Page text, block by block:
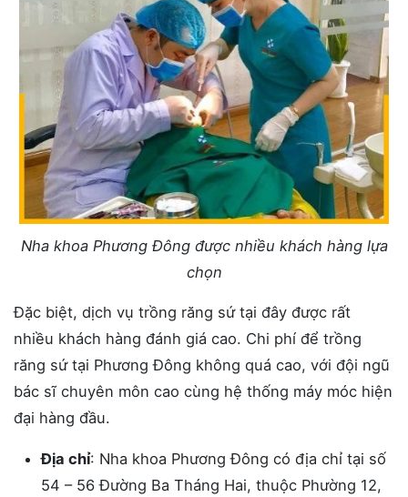
Nha khoa Phương Đông được nhiều khách hàng lựa
chọn
Đặc biệt, dịch vụ trồng răng sứ tại đây được rất
nhiều khách hàng đánh giá cao. Chi phí để trồng
răng sứ tại Phương Đông không quá cao, với đội ngũ
bác sĩ chuyên môn cao cùng hệ thống máy móc hiện
đại hàng đầu.
Địa chỉ: Nha khoa Phương Đông có địa chỉ tại số
54 – 56 Đường Ba Tháng Hai, thuộc Phường 12,